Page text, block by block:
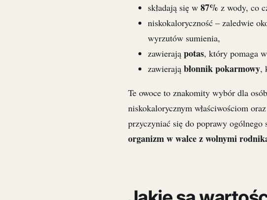
składają się w 87% z wody, co
niskokaloryczność – zaledwie
wyrzutów sumienia,
zawierają potas, który pomaga
zawierają błonnik pokarmowy,
Te owoce to znakomity wybór dla
niskokalorycznym właściwościom
przyczyniać się do poprawy ogólnego
organizm w walce z wolnymi